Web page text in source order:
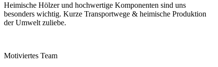
Heimische Hölzer und hochwertige Komponenten sind uns
besonders wichtig. Kurze Transportwege & heimische Produktion
der Umwelt zuliebe.
Motiviertes Team